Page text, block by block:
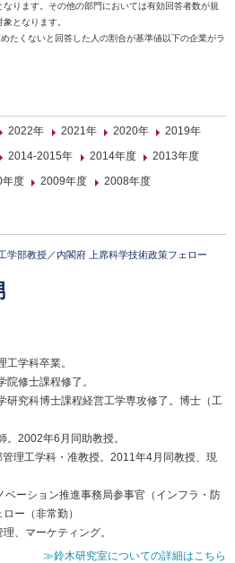
ります。その他の部門においては有効回答者数が規
となります。
たくないと回答した人の割合が基準値以下の企業がラ
2022年 2021年 2020年
2019年
2014-2015年 2014年度
2013年度
度 2009年度 2008年度
学部教授／内閣府 上席科学技術政策フェロー
学科卒業。
修士課程修了。
研究科博士課程経営工学専攻修了。博士（工
2002年6月同助教授。
理工学科・准教授。2011年4月同教授、現
ーション推進事務局参事官（インフラ・防
ー（非常勤）
、マーケティング。
≫鈴木研究室についての詳細はこちら